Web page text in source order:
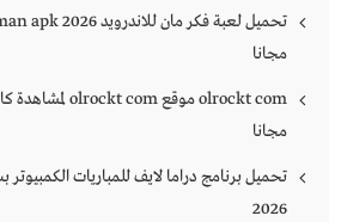
مجانا
مجانا
تحميل برنامج دراما لايف للمباريات
2026